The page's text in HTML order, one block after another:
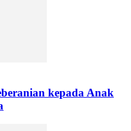
kepada Anak